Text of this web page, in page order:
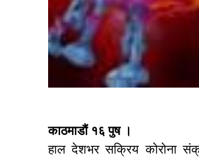
काठमाडौं १६ पुष ।
हाल देशभर सक्रिय कोरोना